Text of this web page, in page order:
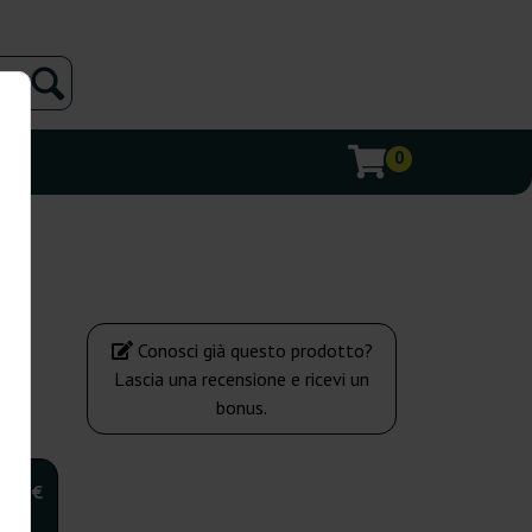
0
€
Conosci già questo prodotto?
Lascia una recensione e ricevi un
bonus.